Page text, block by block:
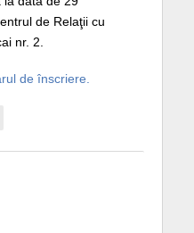
de Relaţii cu
nr. 2.
de înscriere.